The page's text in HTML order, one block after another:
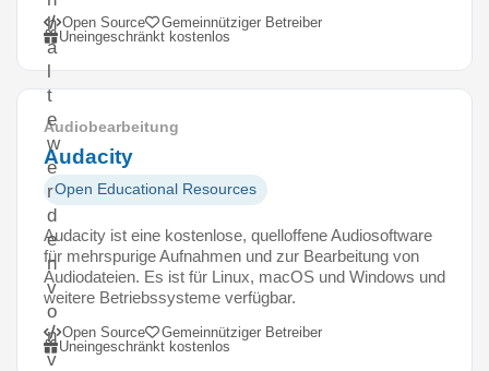
h
a
l
t
e
w
e
r
d
e
n
v
o
n
v
Open Source
Gemeinnütziger Betreiber
Uneingeschränkt kostenlos
Audiobearbeitung
Audacity
Open Educational Resources
Audacity ist eine kostenlose, quelloffene Audiosoftware
für mehrspurige Aufnahmen und zur Bearbeitung von
Audiodateien. Es ist für Linux, macOS und Windows und
weitere Betriebssysteme verfügbar.
Open Source
Gemeinnütziger Betreiber
Uneingeschränkt kostenlos